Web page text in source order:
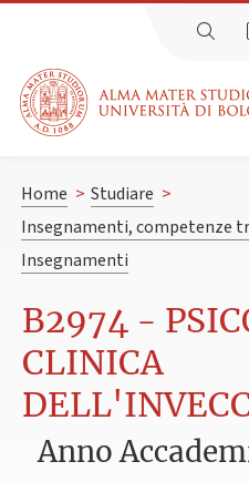
Home > Studiare >
Insegnamenti, competenze
Insegnamenti
B2974 -
CLINICA
Anno